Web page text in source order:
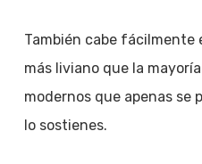
También cabe fácilmente
más liviano que la
modernos que apenas se
lo sostienes.